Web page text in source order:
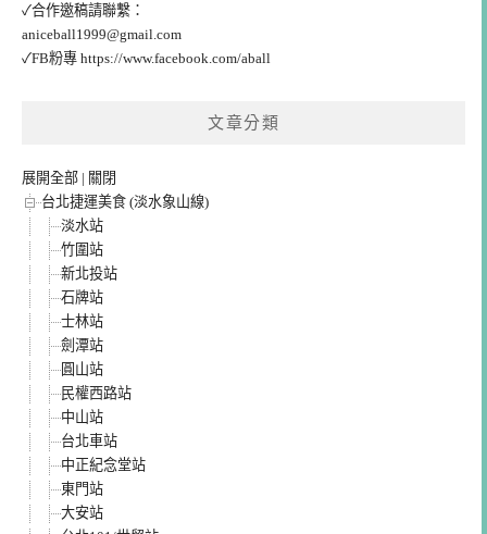
✓合作邀稿請聯繫：
aniceball1999@gmail.com
✓FB粉專 https://www.facebook.com/aball
文章分類
展開全部 | 關閉
台北捷運美食 (淡水象山線)
淡水站
竹圍站
新北投站
石牌站
士林站
劍潭站
圓山站
民權西路站
中山站
台北車站
中正紀念堂站
東門站
大安站